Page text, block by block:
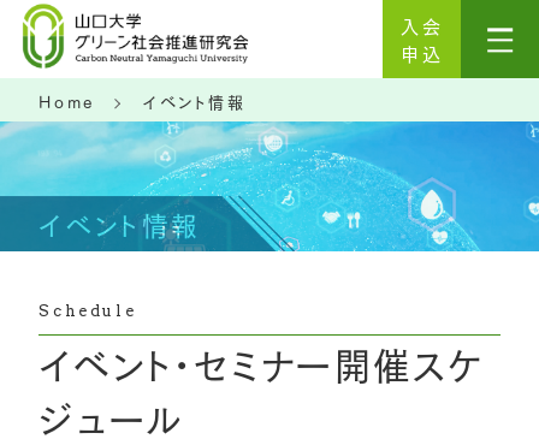
入会
申込
Home イベント情報
イベント情報
Schedule
イベント・セミナー開催スケ
ジュール